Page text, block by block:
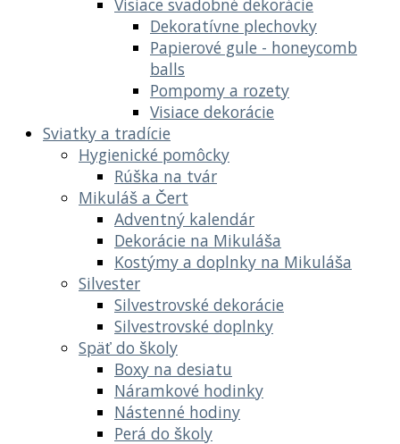
Dekoratívne plechovky
Papierové gule - honeycomb
balls
Pompomy a rozety
Visiace dekorácie
Sviatky a tradície
Hygienické pomôcky
Rúška na tvár
Mikuláš a Čert
Adventný kalendár
Dekorácie na Mikuláša
Kostýmy a doplnky na Mikuláša
Silvester
Silvestrovské dekorácie
Silvestrovské doplnky
Späť do školy
Boxy na desiatu
Náramkové hodinky
Nástenné hodiny
Perá do školy